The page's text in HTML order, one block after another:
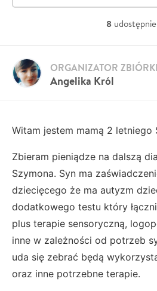
8
Angelika Król
ORGANIZATOR ZBIÓRKI
Witam jestem mamą 2 letniego
Zbieram pieniądze na dalszą
Szymona. Syn ma
dziecięcego że ma autyzm
dodatkowego testu który
plus terapie sensoryczną,
inne w zależności od potrzeb
uda się zebrać będą
oraz inne potrzebne terapie.